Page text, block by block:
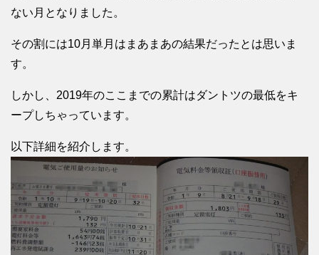
ない月となりました。
その割には10月単月はまあまあの結果だったとは思いま
す。
しかし、2019年のここまでの累計はダントツの最低をキ
ープしちゃっています。
以下詳細を紹介します。